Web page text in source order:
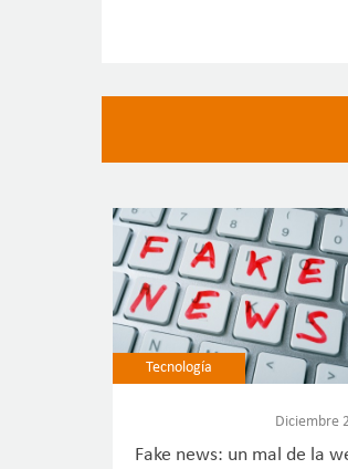
Tecnología
Diciembre
Fake news: un mal de la